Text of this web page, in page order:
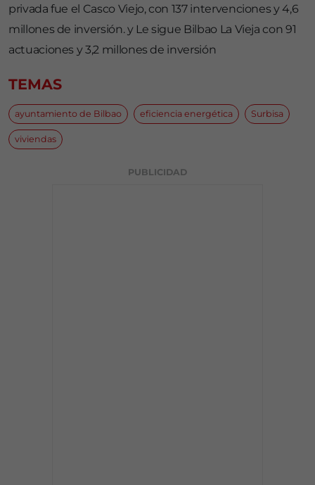
privada fue el Casco Viejo, con 137 intervenciones y 4,6
millones de inversión. y Le sigue Bilbao La Vieja con 91
actuaciones y 3,2 millones de inversión
TEMAS
ayuntamiento de Bilbao eficiencia energética Surbisa
viviendas
PUBLICIDAD